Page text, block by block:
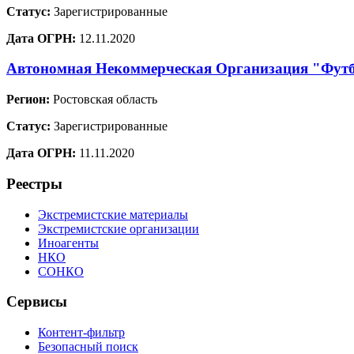
Статус: Зарегистрированные
Дата ОГРН: 12.11.2020
Автономная Некоммерческая Организация
Регион: Ростовская область
Статус: Зарегистрированные
Дата ОГРН: 11.11.2020
Реестры
Экстремистские материалы
Экстремистские организации
Иноагенты
НКО
СОНКО
Сервисы
Контент-фильтр
Безопасный поиск